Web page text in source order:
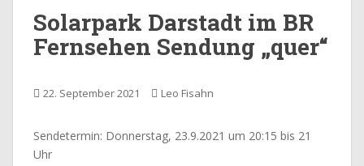
Solarpark Darstadt im BR
Fernsehen Sendung „quer“
22. September 2021 Leo Fisahn
Sendetermin: Donnerstag, 23.9.2021 um 20:15 bis 21
Uhr